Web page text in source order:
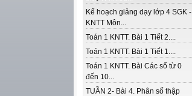
Kế hoạch giảng dạy lớp 4 SGK -
KNTT Môn...
Toán 1 KNTT. Bài 1 Tiết 2....
Toán 1 KNTT. Bài 1 Tiết 1....
Toán 1 KNTT. Bài Các số từ 0
đến 10...
TUẦN 2- Bài 4. Phân số thập